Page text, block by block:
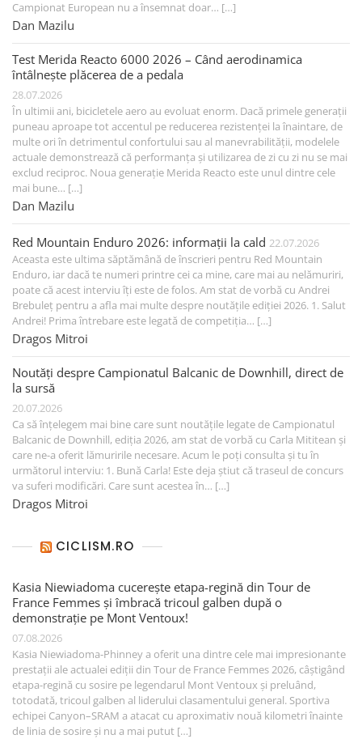
Campionat European nu a însemnat doar… […]
Dan Mazilu
Test Merida Reacto 6000 2026 – Când aerodinamica
întâlnește plăcerea de a pedala
28.07.2026
În ultimii ani, bicicletele aero au evoluat enorm. Dacă primele generații
puneau aproape tot accentul pe reducerea rezistenței la înaintare, de
multe ori în detrimentul confortului sau al manevrabilității, modelele
actuale demonstrează că performanța și utilizarea de zi cu zi nu se mai
exclud reciproc. Noua generație Merida Reacto este unul dintre cele
mai bune… […]
Dan Mazilu
Red Mountain Enduro 2026: informații la cald 22.07.2026
Aceasta este ultima săptămână de înscrieri pentru Red Mountain
Enduro, iar dacă te numeri printre cei ca mine, care mai au nelămuriri,
poate că acest interviu îți este de folos. Am stat de vorbă cu Andrei
Brebuleț pentru a afla mai multe despre noutățile ediției 2026. 1. Salut
Andrei! Prima întrebare este legată de competiția… […]
Dragos Mitroi
Noutăți despre Campionatul Balcanic de Downhill, direct de
la sursă
20.07.2026
Ca să înțelegem mai bine care sunt noutățile legate de Campionatul
Balcanic de Downhill, ediția 2026, am stat de vorbă cu Carla Mititean și
care ne-a oferit lămuririle necesare. Acum le poți consulta și tu în
următorul interviu: 1. Bună Carla! Este deja știut că traseul de concurs
va suferi modificări. Care sunt acestea în… […]
Dragos Mitroi
CICLISM.RO
Kasia Niewiadoma cucerește etapa-regină din Tour de
France Femmes și îmbracă tricoul galben după o
demonstrație pe Mont Ventoux!
07.08.2026
Kasia Niewiadoma-Phinney a oferit una dintre cele mai impresionante
prestații ale actualei ediții din Tour de France Femmes 2026, câștigând
etapa-regină cu sosire pe legendarul Mont Ventoux și preluând,
totodată, tricoul galben al liderului clasamentului general. Sportiva
echipei Canyon–SRAM a atacat cu aproximativ nouă kilometri înainte
de linia de sosire și nu a mai putut […]